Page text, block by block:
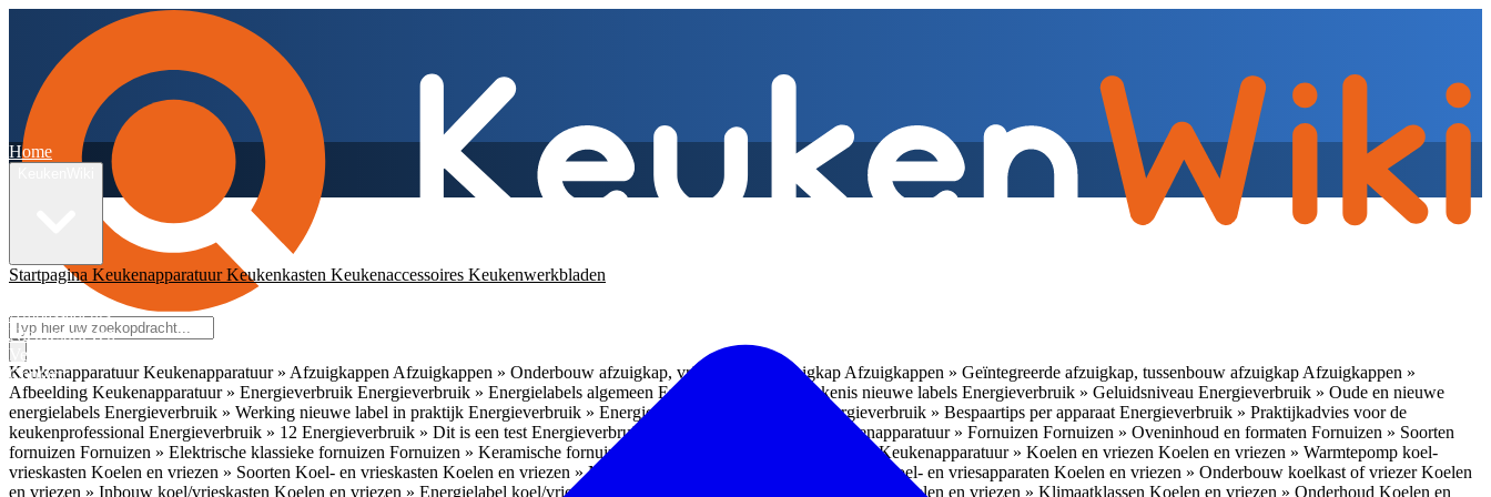
KeukenapparatuurKeukenapparatuur » Afzuigkappen Afzuigkappen » Onderbouw afzuigkap, vrijhangende afzuigkap Afzuigkappen » Geïntegreerde afzuigkap, tussenbouw afzuigkap Afzuigkappen »
Afbeelding Keukenapparatuur » Energieverbruik Energieverbruik » Energielabels algemeen Energieverbruik » Betekenis nieuwe labels Energieverbruik » Geluidsniveau Energieverbruik » Oude en nieuwe
energielabels Energieverbruik » Werking nieuwe label in praktijk Energieverbruik » Energieverbruik in de praktijk Energieverbruik » Bespaartips per apparaat Energieverbruik » Praktijkadvies voor de
keukenprofessional Energieverbruik » 12 Energieverbruik » Dit is een test Energieverbruik » 1 Keukenapparatuur » Fornuizen Fornuizen » Oveninhoud en formaten Fornuizen » Soorten
fornuizen Fornuizen » Elektrische klassieke fornuizen Fornuizen » Keramische fornuizen Keukenapparatuur » InbouwladesKeukenapparatuur » Koelen en vriezen Koelen en vriezen » Warmtepomp koel-
vrieskasten Koelen en vriezen » Soorten Koel- en vrieskasten Koelen en vriezen » Nismaten Koelen en vriezen » Vrijstaande koel- en vriesapparaten Koelen en vriezen » Onderbouw koelkast of vriezerKoelen
en vriezen » Inbouw koel/vrieskasten Koelen en vriezen » Energielabel koel/vrieskasten Koelen en vriezen » Klimaatklassen Koelen en vriezen » Onderhoud Koelen en
Home
Startpagina KeukenapparatuurKeukenkasten Keukenaccessoires Keukenwerkbladen
Ambassadeurs
Nieuwsbrieven
Veelgestelde vragen
Contact